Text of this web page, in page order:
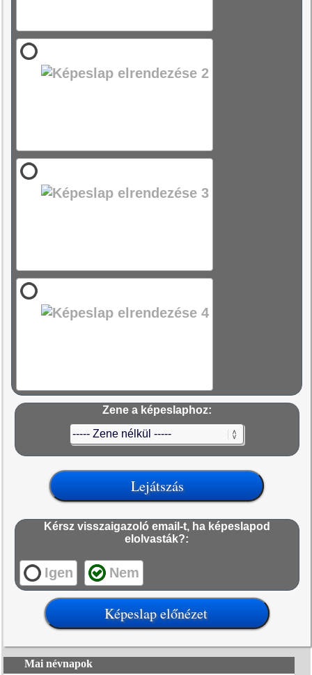
Zene a képeslaphoz:
Kérsz visszaigazoló email-t, ha képeslapod
elolvasták?:
Igen Nem
Mai névnapok